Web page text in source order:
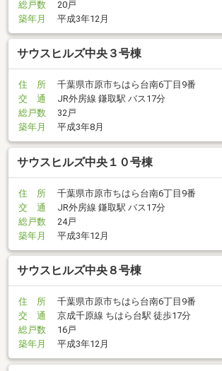
総戸数
20戸
築年月
平成3年12月
サウスヒルズ中央３号棟
住 所
千葉県市原市ちはら台南6丁目9番
交 通
JR外房線 鎌取駅 バス17分
総戸数
32戸
築年月
平成3年8月
サウスヒルズ中央１０号棟
住 所
千葉県市原市ちはら台南6丁目9番
交 通
JR外房線 鎌取駅 バス17分
総戸数
24戸
築年月
平成3年12月
サウスヒルズ中央８号棟
住 所
千葉県市原市ちはら台南6丁目9番
交 通
京成千原線 ちはら台駅 徒歩17分
総戸数
16戸
築年月
平成3年12月